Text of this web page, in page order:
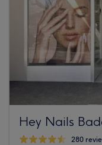
Hey Nails
280